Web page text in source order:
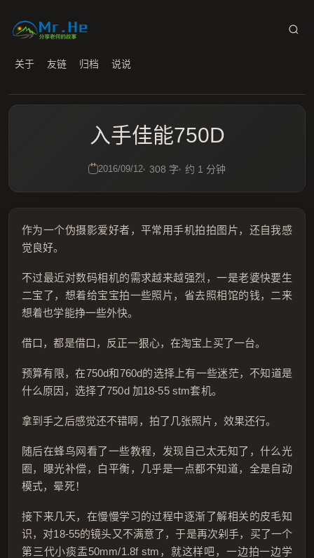
关于 友链 归档 说说
入手佳能750D
2016/09/12 308 字 约 1 分钟
作为一个伪摄影爱好者，平常用手机拍拍图片，还自我感
觉良好。
不过最近对数码相机的需求越来越强烈，一是老婆快要生
二宝了，想着给宝宝拍一些照片，省去照相馆的钱，二来
想着也学能挣一些外快。
借口，都是借口，反正一狠心，在淘宝上买了一台。
预算有限，在750d和760d的选择上有一些迷茫，不知道是
什么原因，选择了750d 加18-55 stm套机。
拿到手之后感觉还不错啊，拍了几张照片，效果还行。
随后在蜂鸟网看了一些教程，发现自己太无知了，什么光
圈，曝光补偿，白平衡，几乎是一点都不知道，全是自动
模式，晕死！
接下来几天，在慢慢学习的过程中逐渐了解相关的皮毛知
识，对18-55的镜头又不满意了，于是再次剁手，买了一个
第三代小痰盂50mm/1.8f stm，就这样吧，一边拍一边学